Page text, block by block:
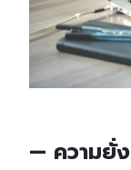
— ความยั่